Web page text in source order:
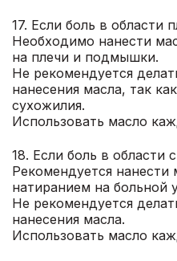
17. Если боль в области
Необходимо нанести
на плечи и подмышки.
Не рекомендуется
нанесения масла, так
сухожилия.
Использовать масло
18. Если боль в области
Рекомендуется нанести
натиранием на больной
Не рекомендуется
нанесения масла.
Использовать масло